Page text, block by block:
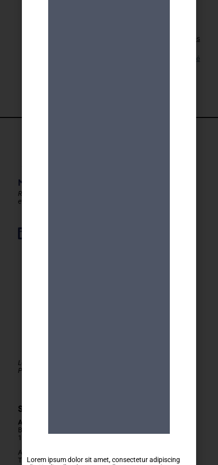
Retour aux activités
Lien pour cette activité
MDA GENEVE - ACTIVITES 50+
Rester en forme, créatif
et autonome après 50 ans !
Le MDA Genève - Activités 50+ est membre de la
PLATEFORME du réseau seniors Genève
Secrétariat
Adresse
Boulevard Carl-Vogt 2
1205 Genève
Arrêts Jonction ou Ste-Clotilde
Tram 14, Bus 2/11/19/32/80
Lorem ipsum dolor sit amet, consectetur adipiscing